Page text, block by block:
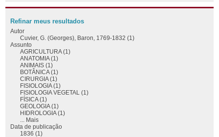
Refinar meus resultados
Autor
Cuvier, G. (Georges), Baron, 1769-1832 (1)
Assunto
AGRICULTURA (1)
ANATOMIA (1)
ANIMAIS (1)
BOTÂNICA (1)
CIRURGIA (1)
FISIOLOGIA (1)
FISIOLOGIA VEGETAL (1)
FÍSICA (1)
GEOLOGIA (1)
HIDROLOGIA (1)
... Mais
Data de publicação
1836 (1)